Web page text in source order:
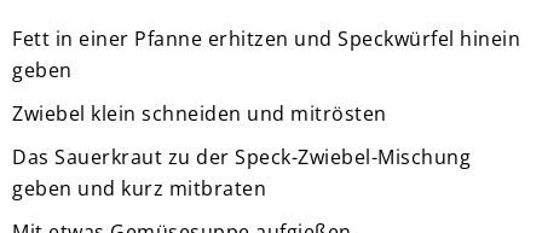
Fett in einer Pfanne erhitzen und Speckwürfel hinein
geben
Zwiebel klein schneiden und mitrösten
Das Sauerkraut zu der Speck-Zwiebel-Mischung
geben und kurz mitbraten